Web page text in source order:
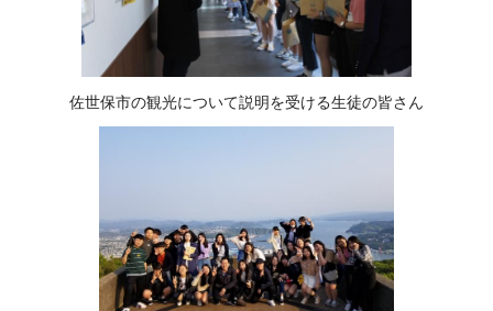
佐世保市の観光について説明を受ける生徒の皆さん